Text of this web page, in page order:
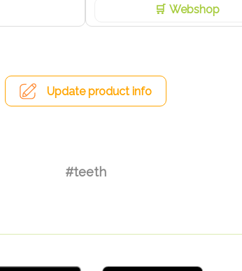
Webshop
Update product info
#teeth